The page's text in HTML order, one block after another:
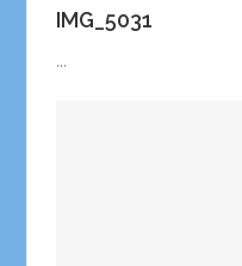
IMG_5031
...